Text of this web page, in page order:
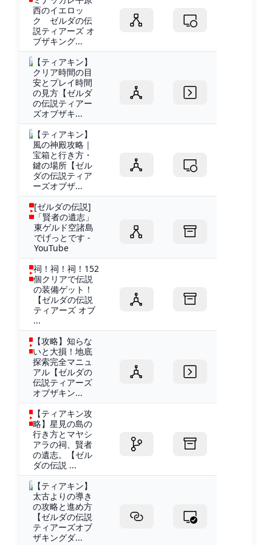
西のイエロッ
ク ゼルダの伝
説ティアーズ オ
ブザキング...
【ティアキン】
クリア時間の目
安とプレイ時間
の見方【ゼルダ
の伝説ティアー
ズオブザキ...
【ティアキン】
風の神殿攻略｜
宝箱と行き方・
鍵の場所【ゼル
ダの伝説ティア
ーズオブザ...
[ゼルダの伝説]
「賢者の遺志」
東ゲルド空諸島
でげっとです -
YouTube
祠！祠！祠！152
個クリアで伝説
の装備ゲット！
【ゼルダの伝説
ティアーズ オブ
...
【攻略】知らな
いと大損！地底
探索完全マニュ
アル【ゼルダの
伝説ティアーズ
オブザキン...
【ティアキン攻
略】星見の島の
行き方とマヤシ
アラの祠、賢者
の遺志。【ゼル
ダの伝説 ...
【ティアキン】
太古よりの導き
の攻略と進め方
【ゼルダの伝説
ティアーズオブ
ザキングダ...